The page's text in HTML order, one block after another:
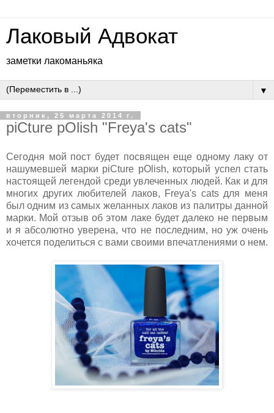
Лаковый Адвокат
заметки лакоманьяка
▼
вторник, 25 марта 2014 г.
piCture pOlish "Freya's cats"
Сегодня мой пост будет посвящен еще одному лаку от
нашумевшей марки piCture pOlish, который успел стать
настоящей легендой среди увлеченных людей. Как и для
многих других любителей лаков, Freya's cats для меня
был одним из самых желанных лаков из палитры данной
марки. Мой отзыв об этом лаке будет далеко не первым
и я абсолютно уверена, что не последним, но уж очень
хочется поделиться с вами своими впечатлениями о нем.